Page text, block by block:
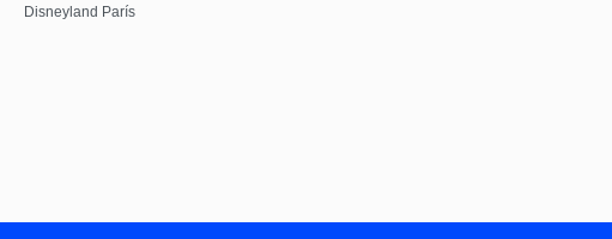
Disneyland París